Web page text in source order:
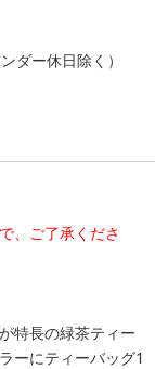
ダー休日除く）
、ご了承くださ
特長の緑茶ティー
ーにティーバッグ1